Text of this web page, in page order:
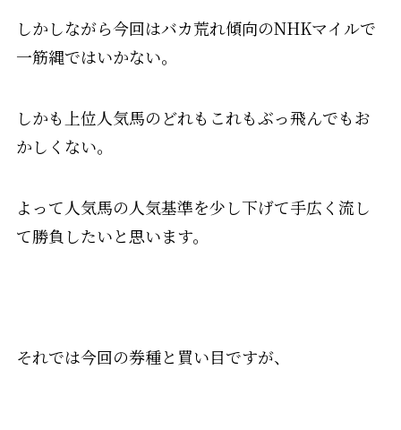
しかしながら今回はバカ荒れ傾向のNHKマイルで
一筋縄ではいかない。
しかも上位人気馬のどれもこれもぶっ飛んでもお
かしくない。
よって人気馬の人気基準を少し下げて手広く流し
て勝負したいと思います。
それでは今回の券種と買い目ですが、